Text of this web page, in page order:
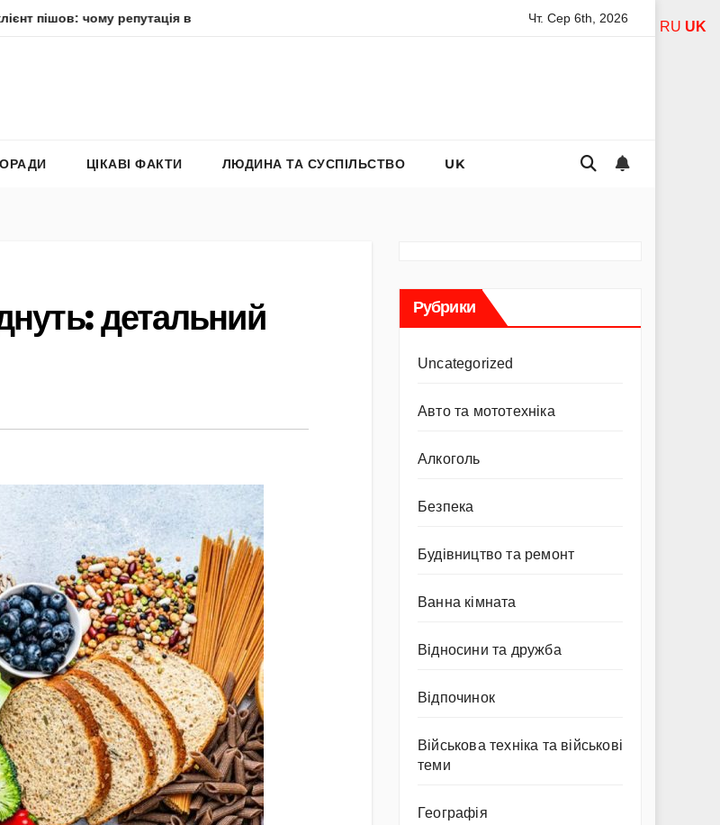
репутація в інтернеті вирішує все Адель Асанті: від порнозірки до співачки з хітами на радіо
Чт. Сер 6th, 2026
ЦІКАВІ ФАКТИ ЛЮДИНА ТА СУСПІЛЬСТВО UK
детальний
Рубрики
Uncategorized
Авто та мототехніка
Алкоголь
Безпека
Будівництво та ремонт
Ванна кімната
Відносини та дружба
Відпочинок
Військова техніка та військові
теми
Географія
RU UK